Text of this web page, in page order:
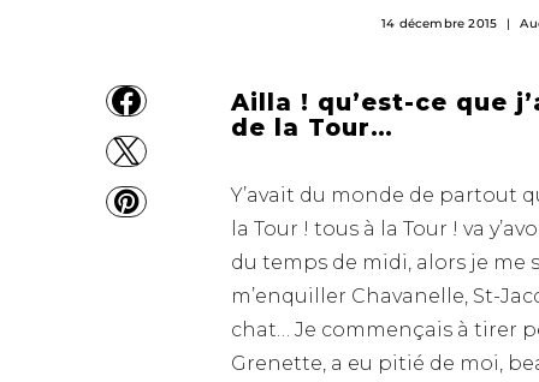
14 décembre 2015
Ailla ! qu’est-ce que
de la Tour…
Y’avait du monde de partout
la Tour ! tous à la Tour ! va
du temps de midi, alors je me
m’enquiller Chavanelle, St-
chat… Je commençais à tirer
Grenette, a eu pitié de moi,